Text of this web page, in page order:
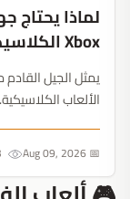
Xbox الكلاسيكية المنسية؟
يمثل الجيل
الحصري الذي📅 Aug 09, 2026